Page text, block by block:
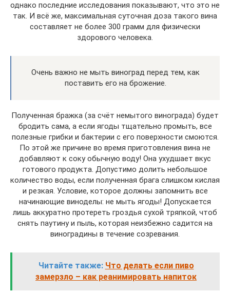
однако последние исследования показывают, что это не
так. И всё же, максимальная суточная доза такого вина
составляет не более 300 грамм для физически
здорового человека.
Очень важно не мыть виноград перед тем, как
поставить его на брожение.
Полученная бражка (за счёт немытого винограда) будет
бродить сама, а если ягоды тщательно промыть, все
полезные грибки и бактерии с его поверхности смоются.
По этой же причине во время приготовления вина не
добавляют к соку обычную воду! Она ухудшает вкус
готового продукта. Допустимо долить небольшое
количество воды, если полученная брага слишком кислая
и резкая. Условие, которое должны запомнить все
начинающие виноделы: не мыть ягоды! Допускается
лишь аккуратно протереть гроздья сухой тряпкой, чтоб
снять паутину и пыль, которая неизбежно садится на
виноградины в течение созревания.
Читайте также: Что делать если пиво
замерзло – как реанимировать напиток